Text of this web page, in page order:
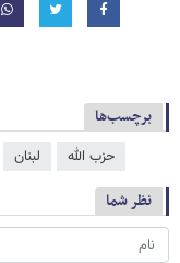
برچسب‌ها
حزب الله لبنان
نظر شما